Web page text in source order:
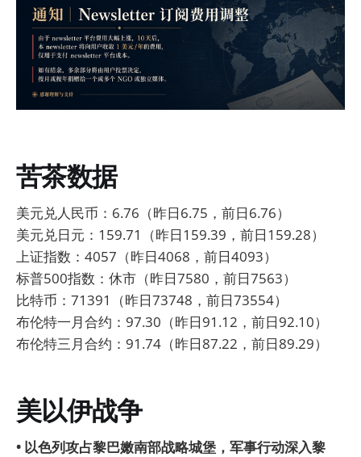
苦茶数据
美元兑人民币：6.76（昨日6.75，前日6.76）
美元兑日元：159.71（昨日159.39，前日159.28）
上证指数：4057（昨日4068，前日4093）
标普500指数：休市（昨日7580，前日7563）
比特币：71391（昨日73748，前日73554）
布伦特一月合约：97.30（昨日91.12，前日92.10）
布伦特三月合约：91.74（昨日87.22，前日89.29）
美以伊战争
• 以色列攻占黎巴嫩南部战略城堡，军事行动深入黎